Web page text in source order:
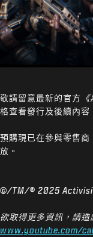
敬請留意最新的官方
格查看發行及後續內容
預購現已在參與零售
放。
©/TM/® 2025
欲取得更多資訊，請造
www.youtube.com/